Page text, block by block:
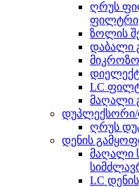
ღრუს
ფილტრი
ზოლის
დაბალი
LC
მაღალი
ღრუს
დენის
მაღალი
LC